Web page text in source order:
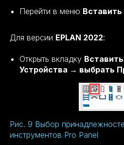
Перейти в меню
Для версии EPLAN 2022:
Открыть вкладку
Устройства → выбрать
Рис. 9 Выбор
инструментов Pro Panel